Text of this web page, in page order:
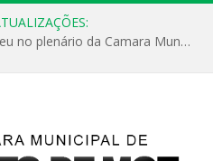
Hoje dia 05 de julho aconteceu no plenário da Camara Municipal de Porto de Moz a Sessão Solene de Abertura dos Trabalhos Legislativos 2º Período da 23ª Legislatura